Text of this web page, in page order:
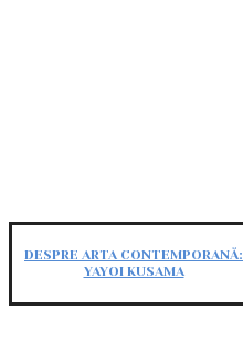
DESPRE ARTA CONTEMPORANĂ:
YAYOI KUSAMA